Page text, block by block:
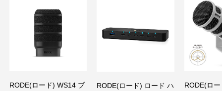
RODE(ロード) WS14 ブ
RODE(ロード) ロード ハ
RODE(ロ